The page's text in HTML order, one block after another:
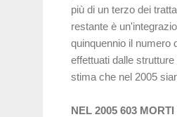
più di un terzo dei
restante è
quinquennio il numero
effettuati dalle
stima che nel 2005
NEL 2005 603